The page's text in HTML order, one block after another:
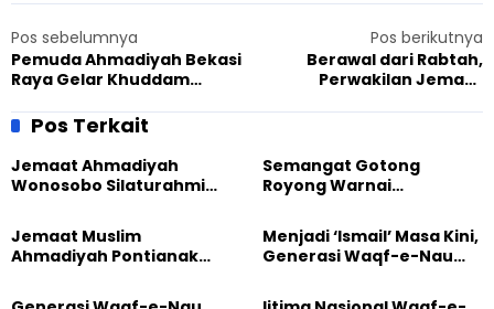
Pos sebelumnya
Pemuda Ahmadiyah Bekasi
Raya Gelar Khuddam
Meningkatkan Akhlak dan
Spiritualitas melalui Shalat
Pos berikutnya
Berawal dari Rabtah,
Perwakilan Jemaat
Sosialisasi Kantibmas di
Pos Terkait
Jemaat Ahmadiyah
Wonosobo Silaturahmi
GPdI Eben Haezer
Semangat Gotong
Royong Warnai
Masjid di Jemaat
Ahmadiyah Sukapura
Jemaat Muslim
Ahmadiyah Pontianak
Perkuat Kolaborasi Sosial
Menjadi ‘Ismail’ Masa Kini,
Generasi Waqf-e-Nau
Pengabdian